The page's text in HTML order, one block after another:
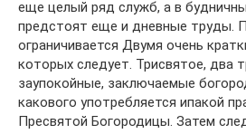
еще целый ряд служб, а в
предстоят еще и дневные труды.
ограничивается Двумя очень
которых следует. Трисвятое, два
заупокойные, заключаемые
какового употребляется ипакой
Пресвятой Богородицы. Затем